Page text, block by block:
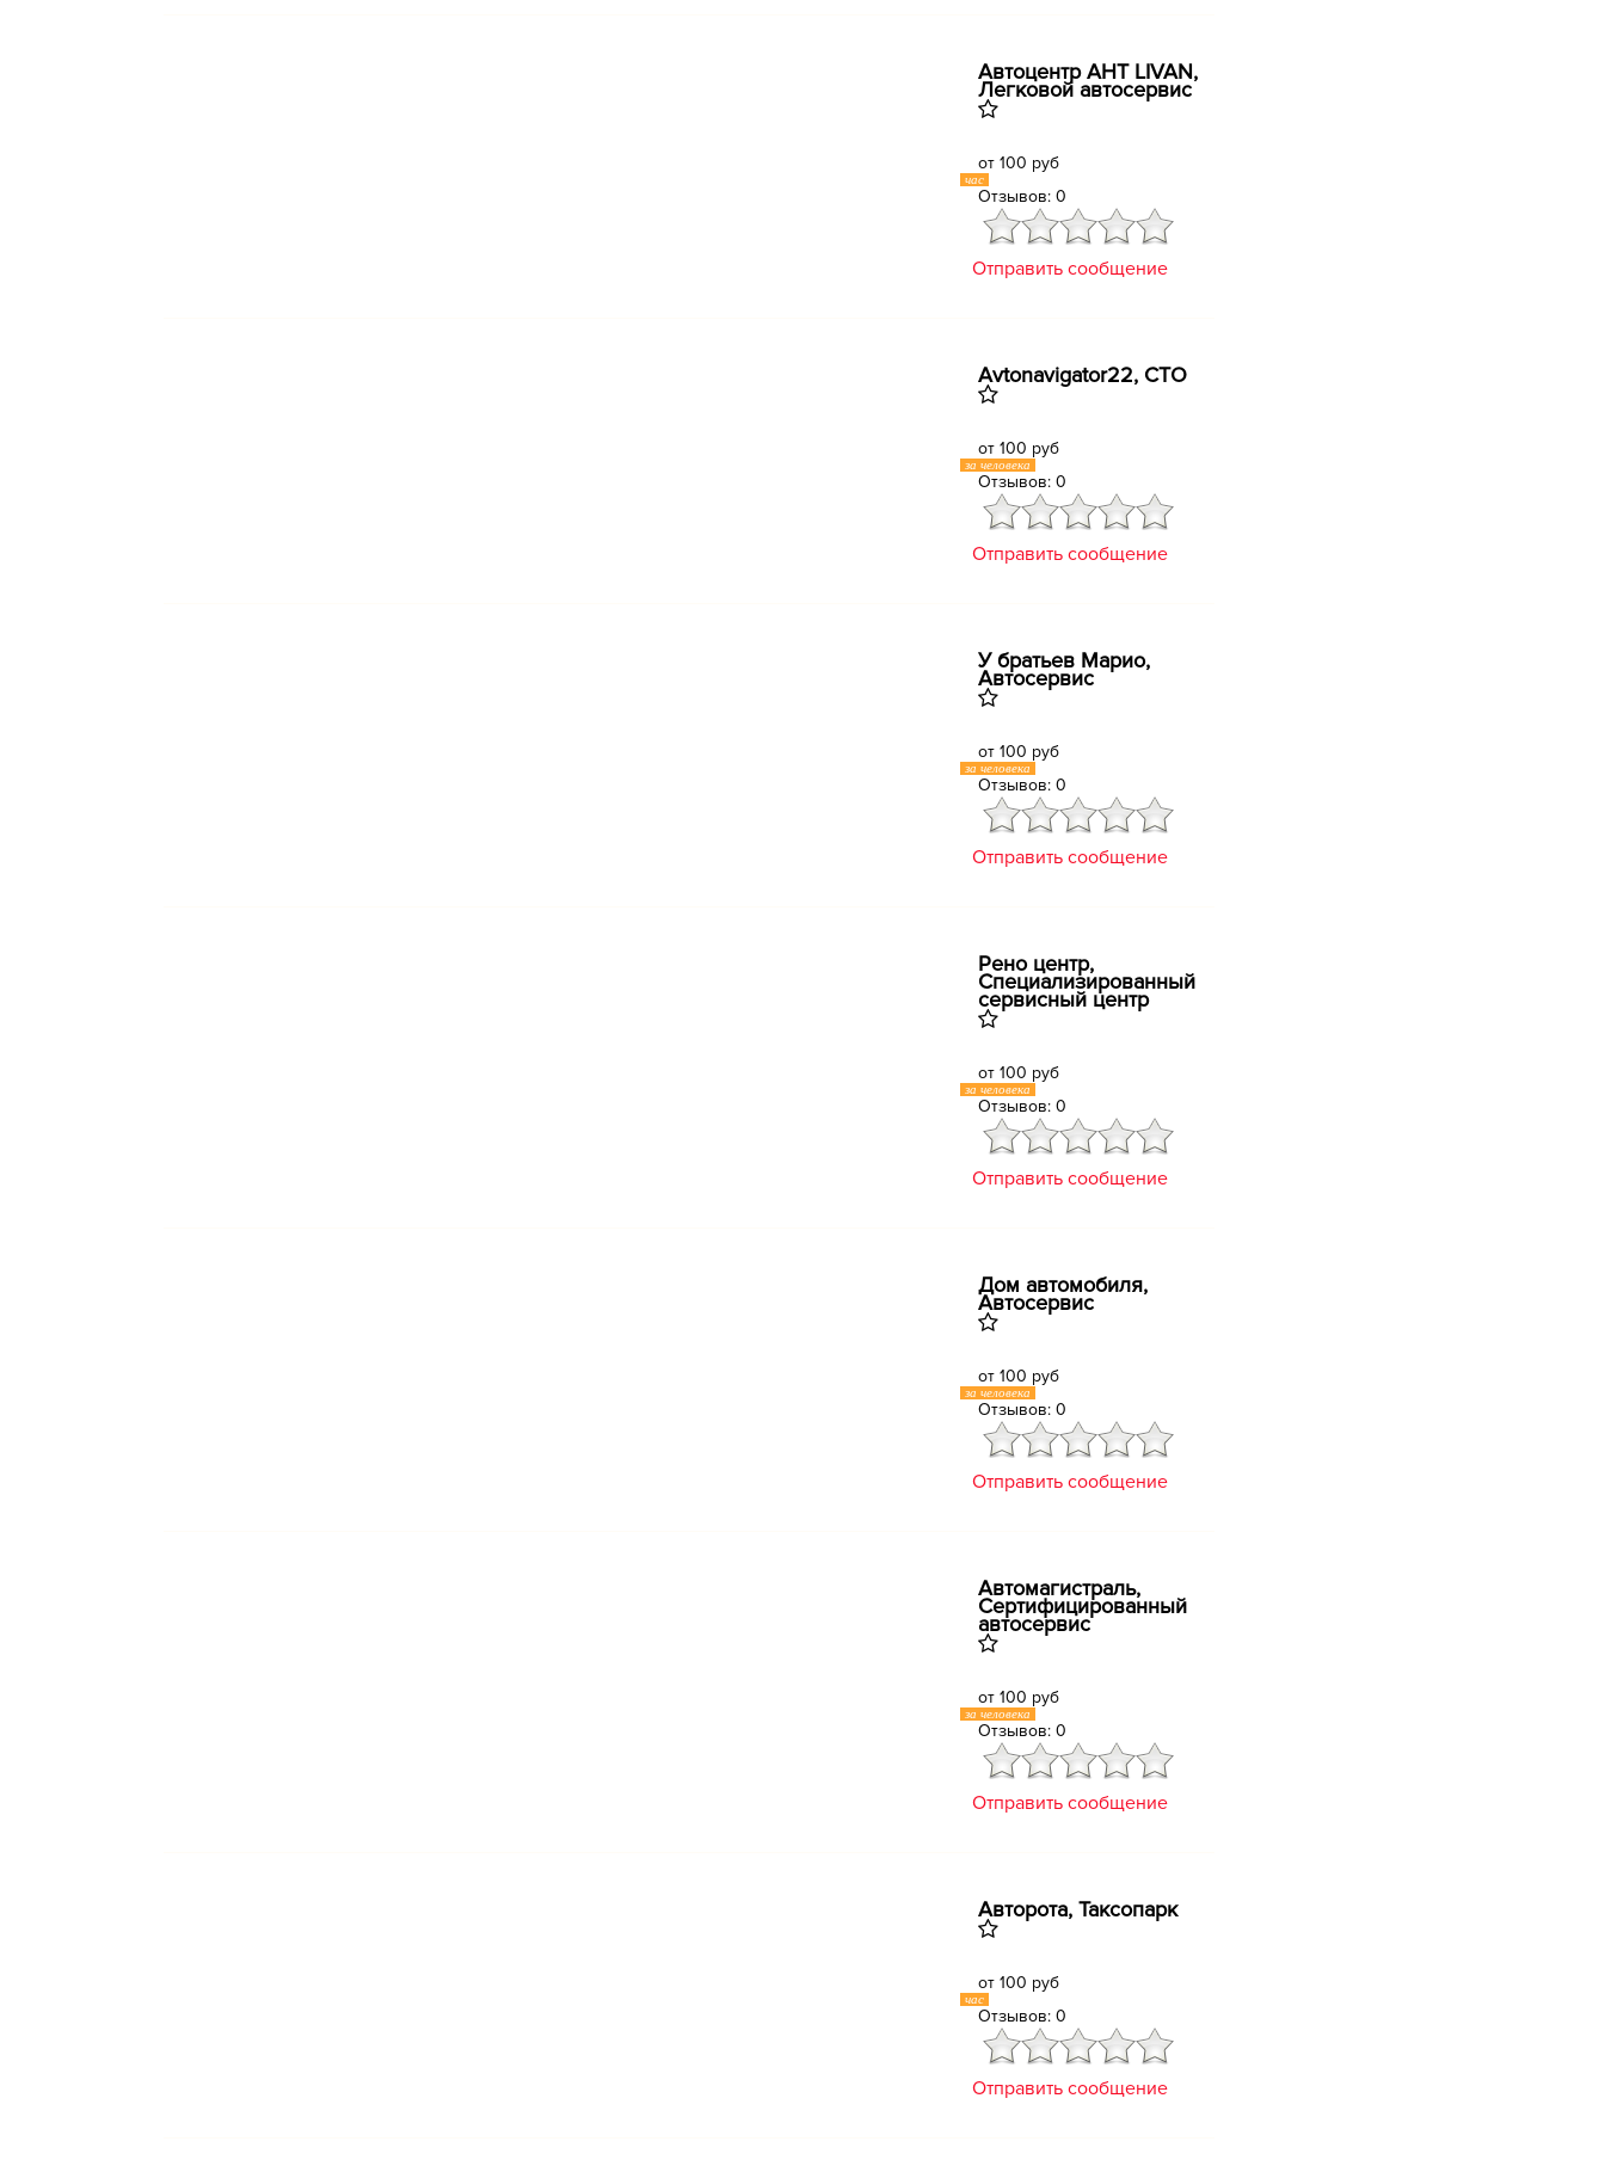
Автоцентр АНТ LIVAN,
Легковой автосервис
от 100 руб
час
Отзывов: 0
Отправить сообщение
Avtonavigator22, СТО
от 100 руб
за человека
Отзывов: 0
Отправить сообщение
У братьев Марио, ​
Автосервис
от 100 руб
за человека
Отзывов: 0
Отправить сообщение
Рено центр,
Специализированный
сервисный центр
от 100 руб
за человека
Отзывов: 0
Отправить сообщение
Дом автомобиля, ​
Автосервис
от 100 руб
за человека
Отзывов: 0
Отправить сообщение
Автомагистраль,
Сертифицированный
автосервис
от 100 руб
за человека
Отзывов: 0
Отправить сообщение
Авторота, Таксопарк
от 100 руб
час
Отзывов: 0
Отправить сообщение